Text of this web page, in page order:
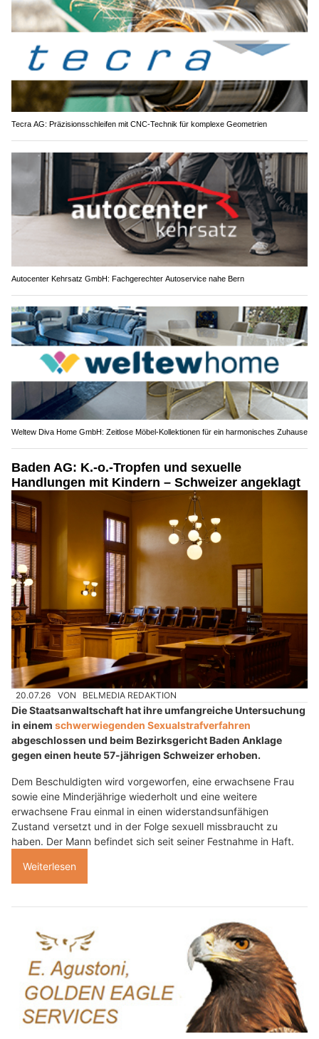
Tecra AG: Präzisionsschleifen mit CNC-Technik für komplexe Geometrien
Autocenter Kehrsatz GmbH: Fachgerechter Autoservice nahe Bern
Weltew Diva Home GmbH: Zeitlose Möbel-Kollektionen für ein harmonisches Zuhause
Baden AG: K.-o.-Tropfen und sexuelle
Handlungen mit Kindern – Schweizer angeklagt
20.07.26 VON BELMEDIA REDAKTION
Die Staatsanwaltschaft hat ihre umfangreiche Untersuchung
in einem schwerwiegenden Sexualstrafverfahren
abgeschlossen und beim Bezirksgericht Baden Anklage
gegen einen heute 57-jährigen Schweizer erhoben.
Dem Beschuldigten wird vorgeworfen, eine erwachsene Frau
sowie eine Minderjährige wiederholt und eine weitere
erwachsene Frau einmal in einen widerstandsunfähigen
Zustand versetzt und in der Folge sexuell missbraucht zu
haben. Der Mann befindet sich seit seiner Festnahme in Haft.
Weiterlesen